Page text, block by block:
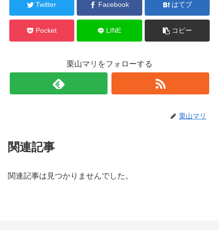
Twitter Facebook はてブ
Pocket LINE コピー
栗山マリをフォローする
栗山マリ
関連記事
関連記事は見つかりませんでした。